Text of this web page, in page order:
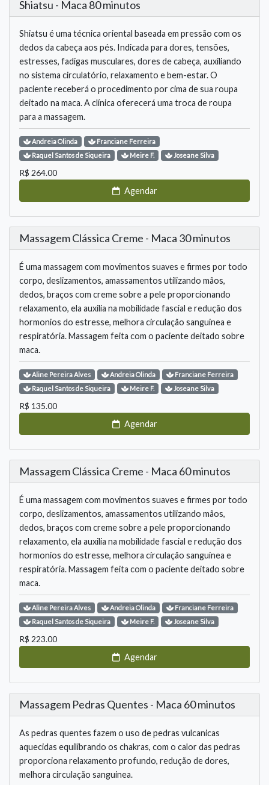
Shiatsu - Maca 80 minutos
Shiatsu é uma técnica oriental baseada em pressão com os
dedos da cabeça aos pés. Indicada para dores, tensões,
estresses, fadigas musculares, dores de cabeça, auxiliando
no sistema circulatório, relaxamento e bem-estar. O
paciente receberá o procedimento por cima de sua roupa
deitado na maca. A clínica oferecerá uma troca de roupa
para a massagem.
AndreiaOlinda Franciane Ferreira
Raquel Santos de Siqueira Meire F. Joseane Silva
R$ 264.00
Agendar
Massagem Clássica Creme - Maca 30 minutos
É uma massagem com movimentos suaves e firmes por todo
corpo, deslizamentos, amassamentos utilizando mãos,
dedos, braços com creme sobre a pele proporcionando
relaxamento, ela auxilia na mobilidade fascial e redução dos
hormonios do estresse, melhora circulação sanguinea e
respiratória. Massagem feita com o paciente deitado sobre
maca.
Aline Pereira Alves AndreiaOlinda Franciane Ferreira
Raquel Santos de Siqueira Meire F. Joseane Silva
R$ 135.00
Agendar
Massagem Clássica Creme - Maca 60 minutos
É uma massagem com movimentos suaves e firmes por todo
corpo, deslizamentos, amassamentos utilizando mãos,
dedos, braços com creme sobre a pele proporcionando
relaxamento, ela auxilia na mobilidade fascial e redução dos
hormonios do estresse, melhora circulação sanguinea e
respiratória. Massagem feita com o paciente deitado sobre
maca.
Aline Pereira Alves AndreiaOlinda Franciane Ferreira
Raquel Santos de Siqueira Meire F. Joseane Silva
R$ 223.00
Agendar
Massagem Pedras Quentes - Maca 60 minutos
As pedras quentes fazem o uso de pedras vulcanicas
aquecidas equilibrando os chakras, com o calor das pedras
proporciona relaxamento profundo, redução de dores,
melhora circulação sanguinea.